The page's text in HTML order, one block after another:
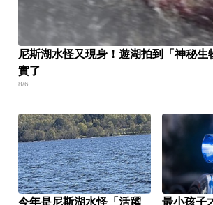
尼斯湖水怪又現身！遊湖拍到「神秘生
實了
8/6
今年是尼斯湖水怪「活躍
最小孩子